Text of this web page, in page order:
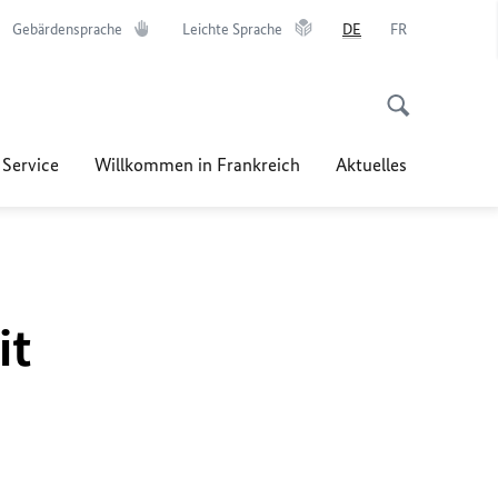
Gebärdensprache Leichte Sprache DE FR
Willkommen in Frankreich Aktuelles